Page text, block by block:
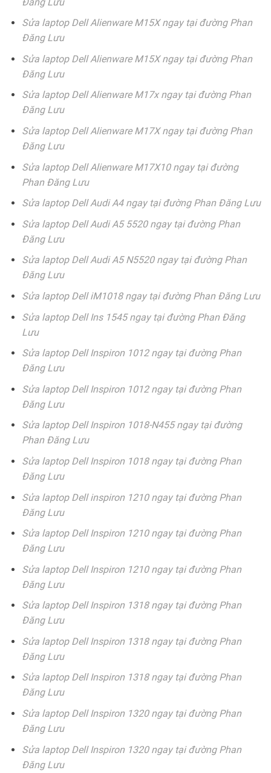
Sửa laptop Dell Alienware M15X ngay tại đường Phan
Đăng Lưu
Sửa laptop Dell Alienware M15X ngay tại đường Phan
Đăng Lưu
Sửa laptop Dell Alienware M17x ngay tại đường Phan
Đăng Lưu
Sửa laptop Dell Alienware M17X ngay tại đường Phan
Đăng Lưu
Sửa laptop Dell Alienware M17X10 ngay tại đường
Phan Đăng Lưu
Sửa laptop Dell Audi A4 ngay tại đường Phan Đăng Lưu
Sửa laptop Dell Audi A5 5520 ngay tại đường Phan
Đăng Lưu
Sửa laptop Dell Audi A5 N5520 ngay tại đường Phan
Đăng Lưu
Sửa laptop Dell iM1018 ngay tại đường Phan Đăng Lưu
Sửa laptop Dell Ins 1545 ngay tại đường Phan Đăng
Lưu
Sửa laptop Dell Inspiron 1012 ngay tại đường Phan
Đăng Lưu
Sửa laptop Dell Inspiron 1012 ngay tại đường Phan
Đăng Lưu
Sửa laptop Dell Inspiron 1018-N455 ngay tại đường
Phan Đăng Lưu
Sửa laptop Dell Inspiron 1018 ngay tại đường Phan
Đăng Lưu
Sửa laptop Dell inspiron 1210 ngay tại đường Phan
Đăng Lưu
Sửa laptop Dell Inspiron 1210 ngay tại đường Phan
Đăng Lưu
Sửa laptop Dell Inspiron 1210 ngay tại đường Phan
Đăng Lưu
Sửa laptop Dell Inspiron 1318 ngay tại đường Phan
Đăng Lưu
Sửa laptop Dell Inspiron 1318 ngay tại đường Phan
Đăng Lưu
Sửa laptop Dell Inspiron 1318 ngay tại đường Phan
Đăng Lưu
Sửa laptop Dell Inspiron 1320 ngay tại đường Phan
Đăng Lưu
Sửa laptop Dell Inspiron 1320 ngay tại đường Phan
Đăng Lưu